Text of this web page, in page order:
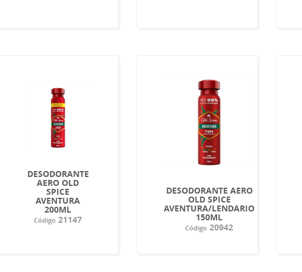
DESODORANTE
AERO OLD
SPICE
AVENTURA
200ML
Código 21147
DESODORANTE AERO
OLD SPICE
AVENTURA/LENDARIO
150ML
Código 20942